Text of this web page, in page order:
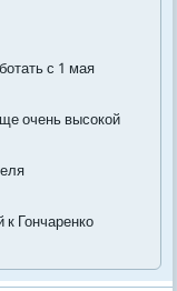
с 1 мая
очень высокой
Гончаренко